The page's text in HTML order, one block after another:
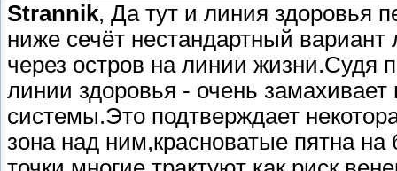
Strannik, Да тут и линия здоровья
ниже сечёт нестандартный
через остров на линии жизни.Судя
линии здоровья - очень
системы.Это подтверждает
зона над ним,красноватые пятна